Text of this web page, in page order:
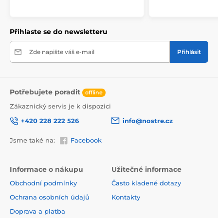
Použitá tisková metoda je ekologická, a proto jsou
přísné normy a mají VOC i GREENGUARD GOLD
certifikaci. Navíc jsou bez obsahu PVC a lepidlo je na
Přihlaste se do newsletteru
Zde napište váš e-mail Přihlásit
Potřebujete poradit offline
Zákaznický servis je k dispozici
+420 228 222 526
info@nostre.cz
Jsme také na: Facebook
Informace o nákupu
Obchodní podmínky
Ochrana osobních údajů
Doprava a platba
Užitečné informace
Často kladené dotazy
Kontakty